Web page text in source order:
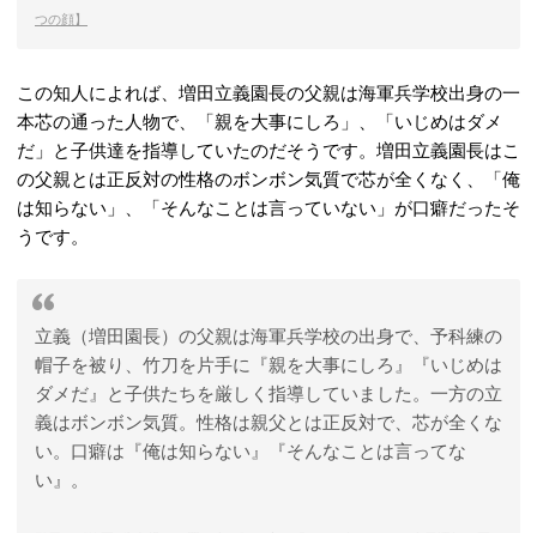
つの顔】
この知人によれば、増田立義園長の父親は海軍兵学校出身の一
本芯の通った人物で、「親を大事にしろ」、「いじめはダメ
だ」と子供達を指導していたのだそうです。増田立義園長はこ
の父親とは正反対の性格のボンボン気質で芯が全くなく、「俺
は知らない」、「そんなことは言っていない」が口癖だったそ
うです。
立義（増田園長）の父親は海軍兵学校の出身で、予科練の
帽子を被り、竹刀を片手に『親を大事にしろ』『いじめは
ダメだ』と子供たちを厳しく指導していました。一方の立
義はボンボン気質。性格は親父とは正反対で、芯が全くな
い。口癖は『俺は知らない』『そんなことは言ってな
い』。